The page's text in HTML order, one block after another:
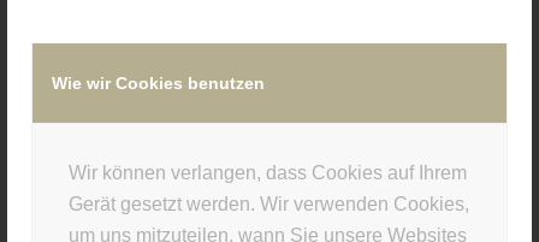
Wie wir Cookies benutzen
Wir können verlangen, dass Cookies auf Ihrem
Gerät gesetzt werden. Wir verwenden Cookies,
um uns mitzuteilen, wann Sie unsere Websites
0